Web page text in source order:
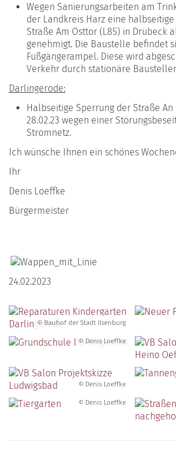
Wegen Sanierungsarbeiten am
der Landkreis Harz eine
Straße Am Osttor (L85) in Drübeck
genehmigt. Die Baustelle befindet
Fußgängerampel. Diese wird
Verkehr durch stationäre
Darlingerode:
Halbseitige Sperrung der Straße
28.02.23 wegen einer
Stromnetz.
Ich wünsche Ihnen ein schönes
Ihr
Denis Loeffke
Bürgermeister
24.02.2023
© Bauhof der Stadt Ilsenburg
© Denis Loeffke
© Denis Loeffke
© Denis Loeffke